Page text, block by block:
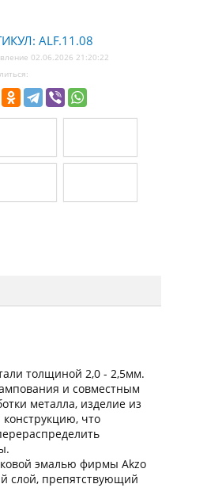
ALF.11.08
02.06.2026 21:20:22
толщиной 2,0 - 2,5мм.
и совместным
металла, изделие из
что
эмалью фирмы Akzo
слой, препятствующий